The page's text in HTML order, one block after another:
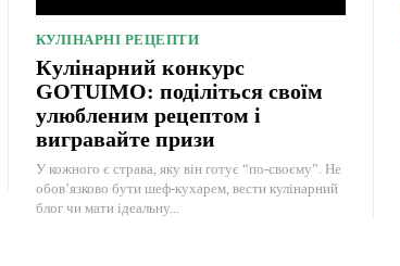
КУЛІНАРНІ РЕЦЕПТИ
Кулінарний конкурс
GOTUIMO: поділіться своїм
улюбленим рецептом і
вигравайте призи
У кожного є страва, яку він готує “по-своєму”. Не
обов’язково бути шеф-кухарем, вести кулінарний
блог чи мати ідеальну...